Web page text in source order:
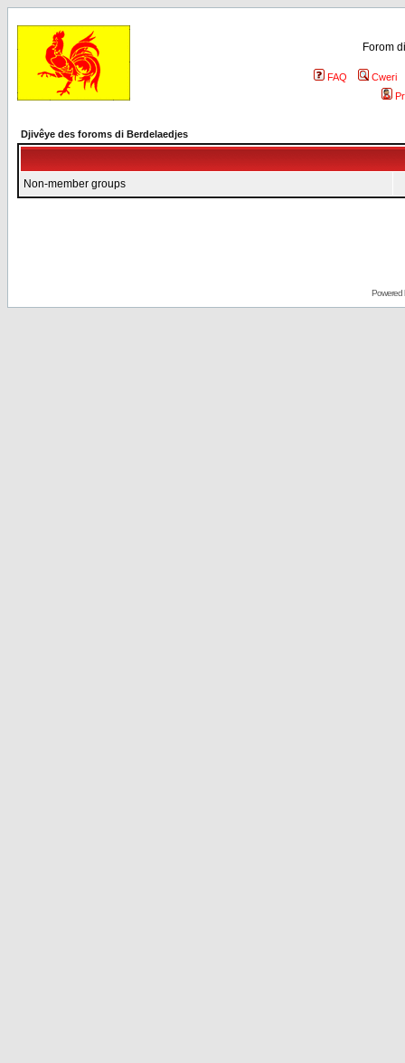
Forom
FAQ
Cweri
Djivêye des foroms di Berdelaedjes
Non-member groups
Powered